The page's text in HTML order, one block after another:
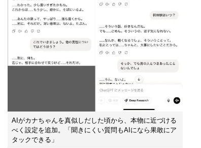
AIがカナちゃんを真似しだした頃から、本物に近づける
べく設定を追加。「聞きにくい質問もAIになら果敢にア
タックできる」